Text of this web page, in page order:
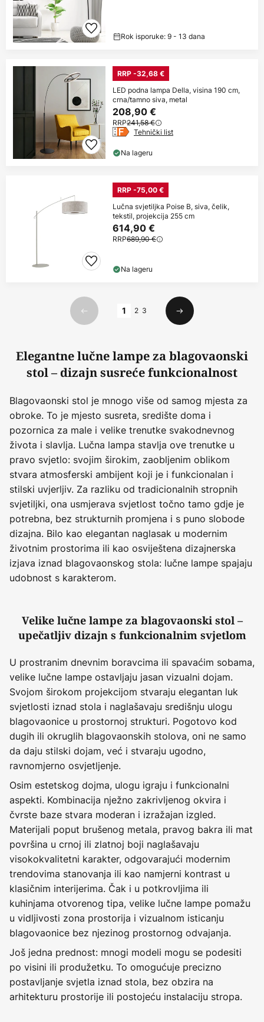
Rok isporuke: 9 - 13 dana
RRP -32,68 €
LED podna lampa Della, visina 190 cm,
crna/tamno siva, metal
208,90 €
RRP241,58 €
Tehnički list
Na lageru
RRP -75,00 €
Lučna svjetiljka Poise B, siva, čelik,
tekstil, projekcija 255 cm
614,90 €
RRP689,90 €
Na lageru
Prethodno
1 2 3
Sljedeći
Elegantne lučne lampe za blagovaonski
stol – dizajn susreće funkcionalnost
Blagovaonski stol je mnogo više od samog mjesta za
obroke. To je mjesto susreta, središte doma i
pozornica za male i velike trenutke svakodnevnog
života i slavlja. Lučna lampa stavlja ove trenutke u
pravo svjetlo: svojim širokim, zaobljenim oblikom
stvara atmosferski ambijent koji je i funkcionalan i
stilski uvjerljiv. Za razliku od tradicionalnih stropnih
svjetiljki, ona usmjerava svjetlost točno tamo gdje je
potrebna, bez strukturnih promjena i s puno slobode
dizajna. Bilo kao elegantan naglasak u modernim
životnim prostorima ili kao osviještena dizajnerska
izjava iznad blagovaonskog stola: lučne lampe spajaju
udobnost s karakterom.
Velike lučne lampe za blagovaonski stol –
upečatljiv dizajn s funkcionalnim svjetlom
U prostranim dnevnim boravcima ili spavaćim sobama,
velike lučne lampe ostavljaju jasan vizualni dojam.
Svojom širokom projekcijom stvaraju elegantan luk
svjetlosti iznad stola i naglašavaju središnju ulogu
blagovaonice u prostornoj strukturi. Pogotovo kod
dugih ili okruglih blagovaonskih stolova, oni ne samo
da daju stilski dojam, već i stvaraju ugodno,
ravnomjerno osvjetljenje.
Osim estetskog dojma, ulogu igraju i funkcionalni
aspekti. Kombinacija nježno zakrivljenog okvira i
čvrste baze stvara moderan i izražajan izgled.
Materijali poput brušenog metala, pravog bakra ili mat
površina u crnoj ili zlatnoj boji naglašavaju
visokokvalitetni karakter, odgovarajući modernim
trendovima stanovanja ili kao namjerni kontrast u
klasičnim interijerima. Čak i u potkrovljima ili
kuhinjama otvorenog tipa, velike lučne lampe pomažu
u vidljivosti zona prostorija i vizualnom isticanju
blagovaonice bez njezinog prostornog odvajanja.
Još jedna prednost: mnogi modeli mogu se podesiti
po visini ili produžetku. To omogućuje precizno
postavljanje svjetla iznad stola, bez obzira na
arhitekturu prostorije ili postojeću instalaciju stropa.